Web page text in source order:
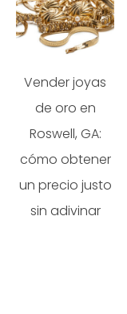
Vender joyas
de oro en
Roswell, GA:
cómo obtener
un precio justo
sin adivinar